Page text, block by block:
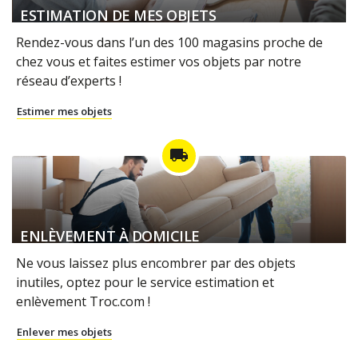
ESTIMATION DE MES OBJETS
Rendez-vous dans l’un des 100 magasins proche de
chez vous et faites estimer vos objets par notre
réseau d’experts !
Estimer mes objets
local_shipping
ENLÈVEMENT À DOMICILE
Ne vous laissez plus encombrer par des objets
inutiles, optez pour le service estimation et
enlèvement Troc.com !
Enlever mes objets